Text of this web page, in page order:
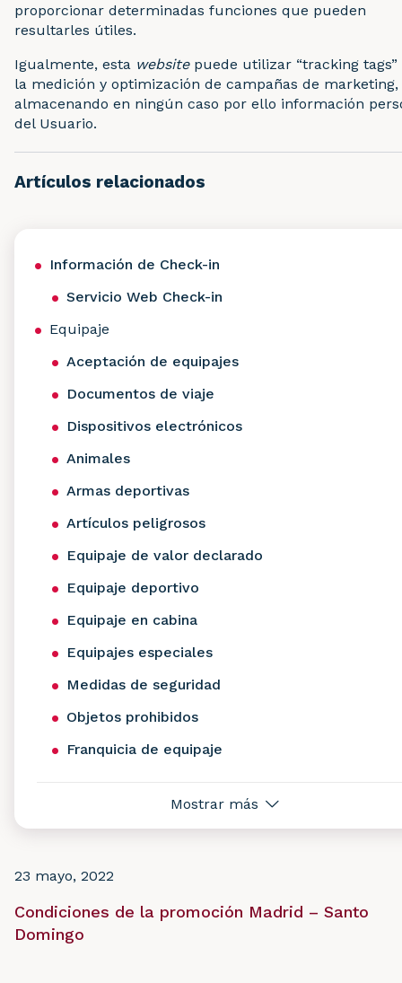
proporcionar determinadas funciones que pueden
resultarles útiles.
Igualmente, esta website puede utilizar “tracking tags”
la medición y optimización de campañas de marketing,
almacenando en ningún caso por ello información
del Usuario.
Artículos relacionados
Información de Check-in
Servicio Web Check-in
Equipaje
Aceptación de equipajes
Documentos de viaje
Dispositivos electrónicos
Animales
Armas deportivas
Artículos peligrosos
Equipaje de valor declarado
Equipaje deportivo
Equipaje en cabina
Equipajes especiales
Medidas de seguridad
Objetos prohibidos
Franquicia de equipaje
Mostrar más
23 mayo, 2022
Condiciones de la promoción Madrid – Santo
Domingo